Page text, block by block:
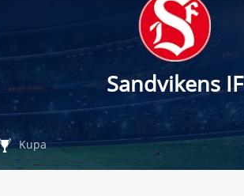
Sandvikens IF
Kupa